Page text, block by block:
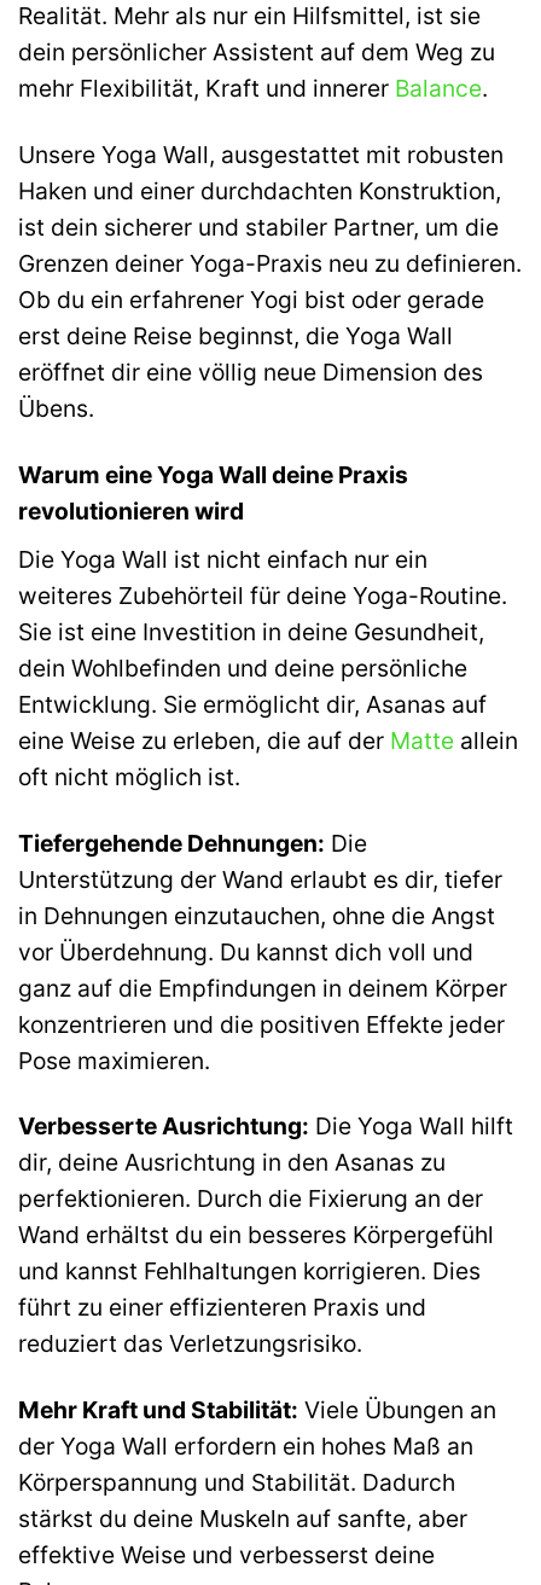
Realität. Mehr als nur ein Hilfsmittel, ist sie
dein persönlicher Assistent auf dem Weg zu
mehr Flexibilität, Kraft und innerer Balance.
Unsere Yoga Wall, ausgestattet mit robusten
Haken und einer durchdachten Konstruktion,
ist dein sicherer und stabiler Partner, um die
Grenzen deiner Yoga-Praxis neu zu definieren.
Ob du ein erfahrener Yogi bist oder gerade
erst deine Reise beginnst, die Yoga Wall
eröffnet dir eine völlig neue Dimension des
Übens.
Warum eine Yoga Wall deine Praxis
revolutionieren wird
Die Yoga Wall ist nicht einfach nur ein
weiteres Zubehörteil für deine Yoga-Routine.
Sie ist eine Investition in deine Gesundheit,
dein Wohlbefinden und deine persönliche
Entwicklung. Sie ermöglicht dir, Asanas auf
eine Weise zu erleben, die auf der Matte allein
oft nicht möglich ist.
Tiefergehende Dehnungen: Die
Unterstützung der Wand erlaubt es dir, tiefer
in Dehnungen einzutauchen, ohne die Angst
vor Überdehnung. Du kannst dich voll und
ganz auf die Empfindungen in deinem Körper
konzentrieren und die positiven Effekte jeder
Pose maximieren.
Verbesserte Ausrichtung: Die Yoga Wall hilft
dir, deine Ausrichtung in den Asanas zu
perfektionieren. Durch die Fixierung an der
Wand erhältst du ein besseres Körpergefühl
und kannst Fehlhaltungen korrigieren. Dies
führt zu einer effizienteren Praxis und
reduziert das Verletzungsrisiko.
Mehr Kraft und Stabilität: Viele Übungen an
der Yoga Wall erfordern ein hohes Maß an
Körperspannung und Stabilität. Dadurch
stärkst du deine Muskeln auf sanfte, aber
effektive Weise und verbesserst deine